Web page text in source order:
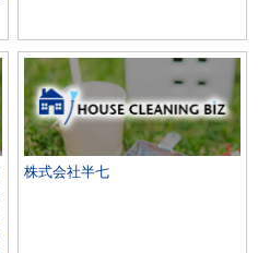
株式会社半七